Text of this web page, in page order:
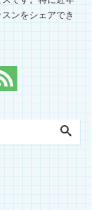
ンをシェアでき